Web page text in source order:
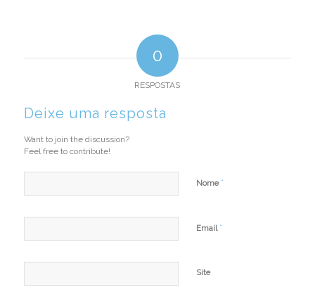
0
RESPOSTAS
Deixe uma resposta
Want to join the discussion?
Feel free to contribute!
Nome *
Email *
Site